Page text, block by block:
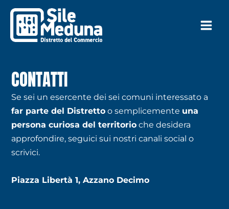
contenuto
CONTATTI
Se sei un esercente dei sei comuni interessato a
far parte del Distretto o semplicemente una
persona curiosa del territorio che desidera
approfondire, seguici sui nostri canali social o
scrivici.
Piazza Libertà 1, Azzano Decimo